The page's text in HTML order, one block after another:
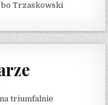
Trzaskowski
triumfalnie